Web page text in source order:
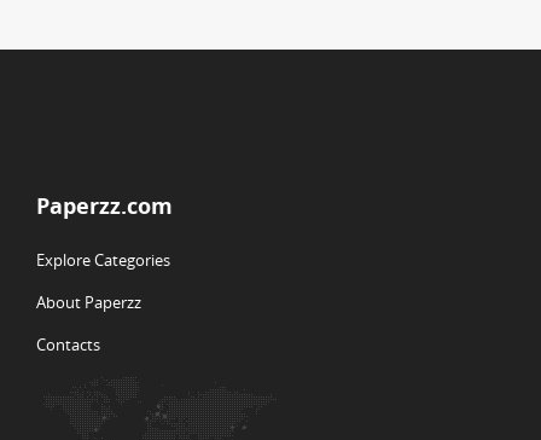
Paperzz.com
Explore Categories
About Paperzz
Contacts